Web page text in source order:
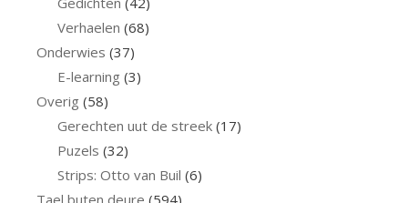
Verhaelen (68)
Onderwies (37)
E-learning (3)
Overig (58)
Gerechten uut de streek(17)
Puzels (32)
Strips: Otto van Buil (6)
Tael buten deure (594)